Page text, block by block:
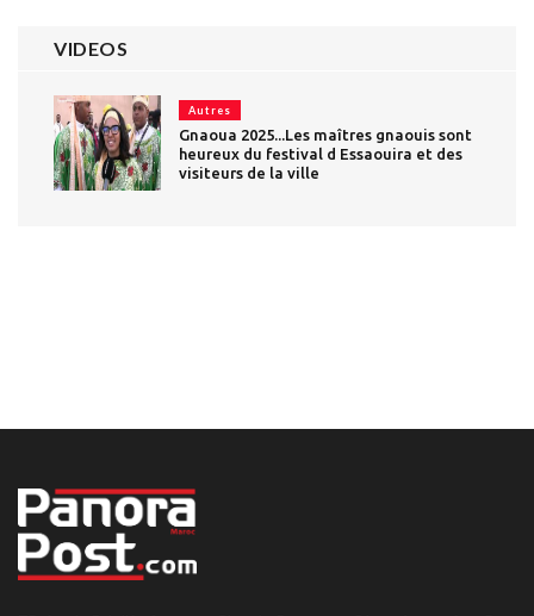
VIDEOS
Autres
Gnaoua 2025...Les maîtres gnaouis sont
heureux du festival d Essaouira et des
visiteurs de la ville